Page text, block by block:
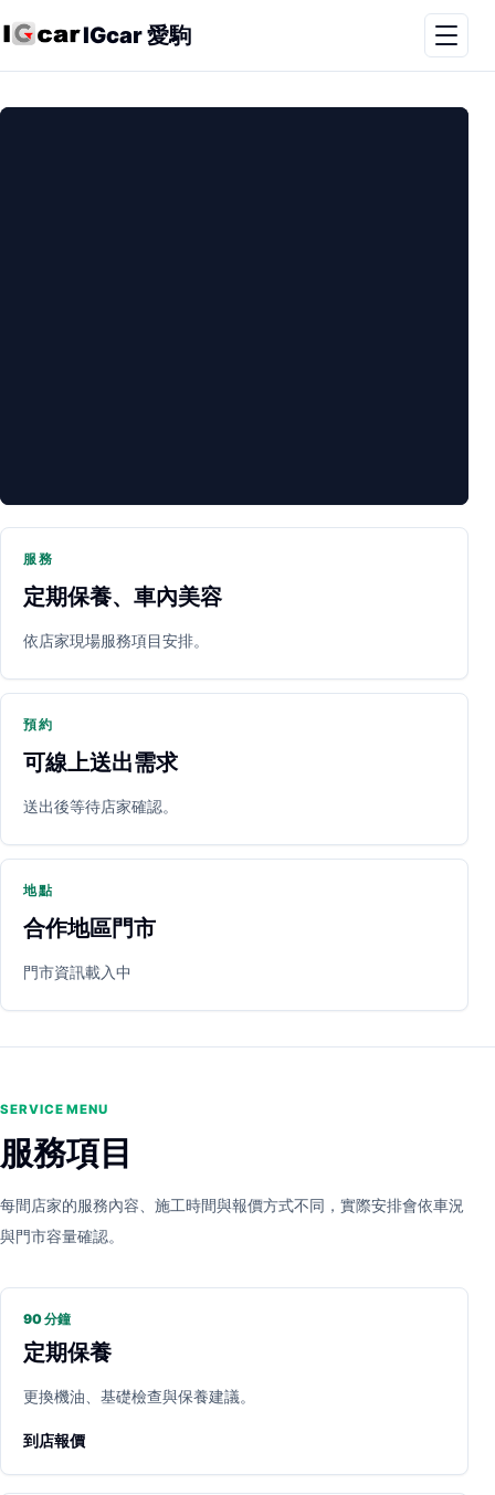
IGcar 愛駒
PARTNER SHOP
立即預約 開啟地圖 其他店家
服務
定期保養、車內美容
依店家現場服務項目安排。
預約
可線上送出需求
送出後等待店家確認。
地點
合作地區門市
門市資訊載入中
SERVICE MENU
服務項目
每間店家的服務內容、施工時間與報價方式不同，實際安排會依車況
與門市容量確認。
90 分鐘
定期保養
更換機油、基礎檢查與保養建議。
到店報價